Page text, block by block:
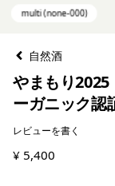
自然酒
やまもり
ーガニック認
レビューを書く
¥ 5,400